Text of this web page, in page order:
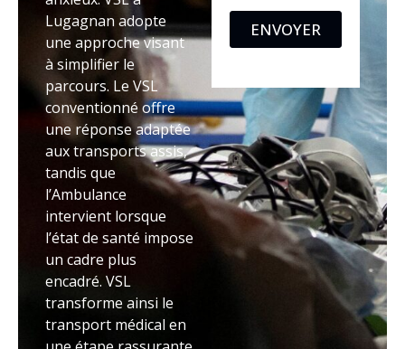
Lugagnan adopte
une approche visant
à simplifier le
parcours. Le VSL
conventionné offre
une réponse adaptée
aux transports assis,
tandis que
l’Ambulance
intervient lorsque
l’état de santé impose
un cadre plus
encadré. VSL
transforme ainsi le
transport médical en
ENVOYER